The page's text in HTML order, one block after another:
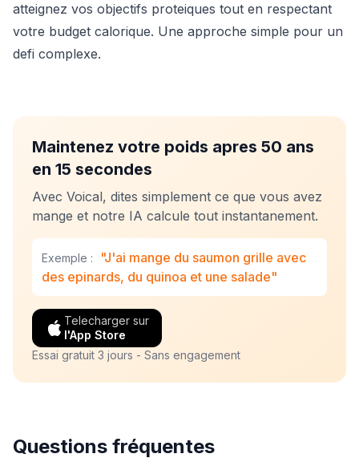
atteignez vos objectifs proteiques tout en respectant
votre budget calorique. Une approche simple pour un
defi complexe.
Maintenez votre poids apres 50 ans
en 15 secondes
Avec Voical, dites simplement ce que vous avez
mange et notre IA calcule tout instantanement.
Exemple :
"J'ai mange du saumon grille avec
des epinards, du quinoa et une salade"
Telecharger sur
l'App Store
Essai gratuit 3 jours - Sans engagement
Questions fréquentes